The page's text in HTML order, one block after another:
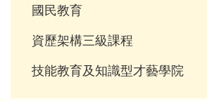
國民教育
資歷架構三級課程
技能教育及知識型才藝學院